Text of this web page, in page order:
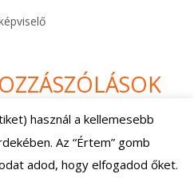
használ a kellemesebb
Az “Értem” gomb
adod, hogy elfogadod őket.